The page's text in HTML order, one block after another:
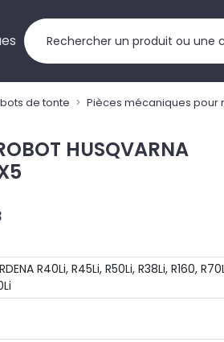
de tonte
Pièces mécaniques pour
HUSQVARNA
R40Li, R45Li, R50Li, R38Li, R160,